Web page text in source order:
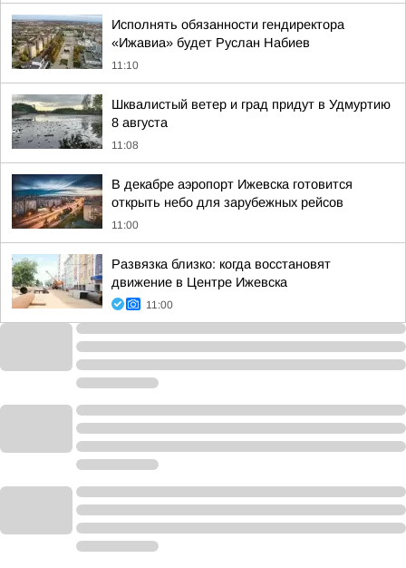
Исполнять обязанности гендиректора
«Ижавиа» будет Руслан Набиев
11:10
Шквалистый ветер и град придут в Удмуртию
8 августа
11:08
В декабре аэропорт Ижевска готовится
открыть небо для зарубежных рейсов
11:00
Развязка близко: когда восстановят
движение в Центре Ижевска
11:00